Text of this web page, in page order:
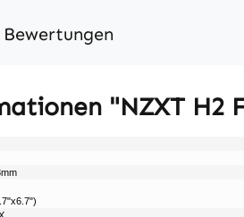
Bewertungen
"NZXT H2